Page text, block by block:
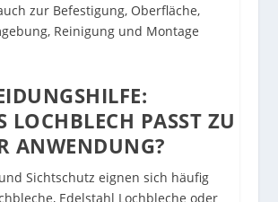
zur Befestigung, Oberfläche,
Reinigung und Montage
LOCHBLECH PASST ZU
ANWENDUNG?
Sichtschutz eignen sich häufig
Edelstahl Lochbleche oder